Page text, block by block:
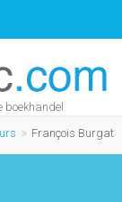
boekhandel
François Burgat